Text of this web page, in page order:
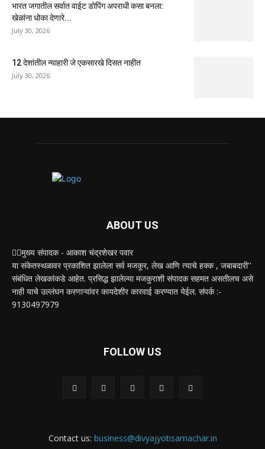
भारत जगातील सर्वात वाईट डोपिंग अपराधी कसा बनला:
खेळांना धोका देणारे...
July 30, 2026
12 देशांतील न्याहारी जे एकसारखे दिसत नाहीत
July 30, 2026
ABOUT US
✍🏻मुख्य संपादक - आकाश चंद्रशेखर पवार
या संकेतस्थळावर प्रकाशित झालेला सर्व मजकूर, लेख आणि त्याचे हक्क , जबाबदारी''
संबंधित लेखकांकडे आहेत. प्रसिद्ध झालेल्या मजकुराशी संपादक सहमत असतीलच असे
नाही याचे उल्लंघन करणाऱ्यांवर कायदेशीर कारवाई करण्यात येईल. संपर्क :-
9130497979
FOLLOW US
Contact us: business@divyajyotisamachar.in